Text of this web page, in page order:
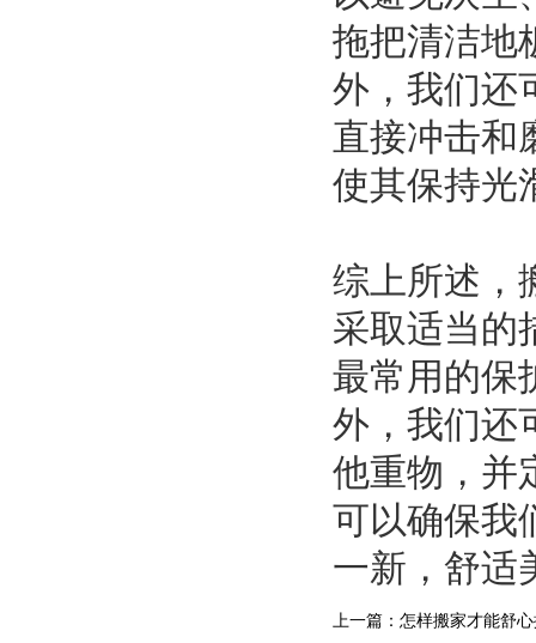
拖把清洁地
外，我们还
直接冲击和
使其保持光
综上所述，
采取适当的
最常用的保
外，我们还
他重物，并
可以确保我
一新，舒适
上一篇：怎样搬家才能舒